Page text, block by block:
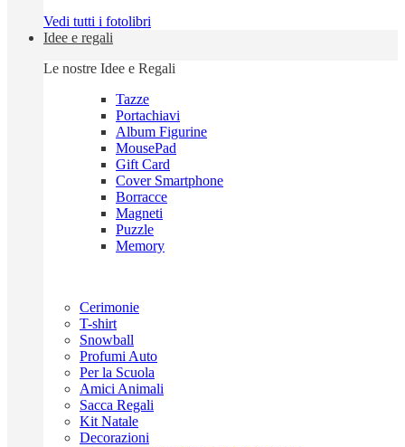
Vedi tutti i fotolibri
Idee e regali
Le nostre Idee e Regali
Tazze
Portachiavi
Album Figurine
MousePad
Gift Card
Cover Smartphone
Borracce
Magneti
Puzzle
Memory
Cerimonie
T-shirt
Snowball
Profumi Auto
Per la Scuola
Amici Animali
Sacca Regali
Kit Natale
Decorazioni